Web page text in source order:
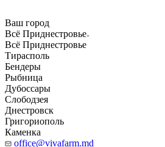
Ваш город
Всё Приднестровье
Всё Приднестровье
Тирасполь
Бендеры
Рыбница
Дубоссары
Слободзея
Днестровск
Григориополь
Каменка
office@vivafarm.md